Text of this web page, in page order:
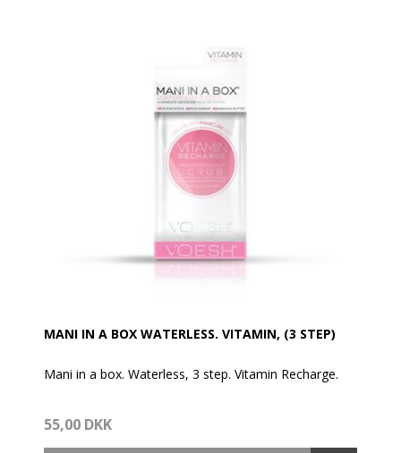
MANI IN A BOX WATERLESS. VITAMIN, (3 STEP)
Mani in a box. Waterless, 3 step. Vitamin Recharge.
løsning. Er beriget med ingredienser som giver
55,00 DKK